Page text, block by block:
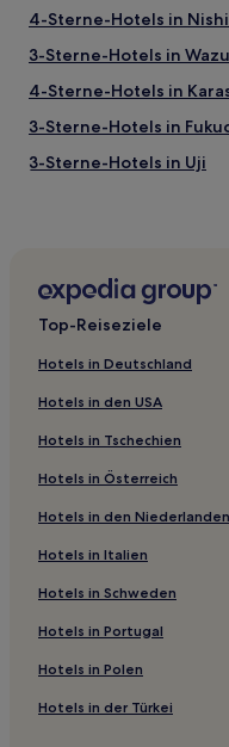
4-Sterne-Hotels in
3-Sterne-Hotels in
4-Sterne-Hotels in
3-Sterne-Hotels in
3-Sterne-Hotels in Uji
Hotels nahe Tempel
Hotels nahe Tempel
Hotels nahe Station
Kyoto Hotels
Hotels nahe
Hotels nahe Bahnhof
Stadtbezirk Sakyo: Hotels
Hotels nahe Genko-an
Hotels nahe Tempel
Hotels nahe Hakusa
Motoyoshichō: Hotels
Top-Reiseziele
Hotels in Deutschland
Hotels in den USA
Hotels in Tschechien
Hotels in Österreich
Hotels in den Niederlanden
Hotels in Italien
Hotels in Schweden
Hotels in Portugal
Hotels in Polen
Hotels in der Türkei